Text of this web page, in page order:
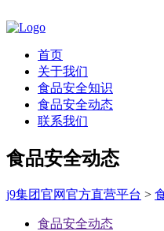
首页
关于我们
食品安全知识
食品安全动态
联系我们
食品安全动态
j9集团官网官方直营平台 >
食品安全动态